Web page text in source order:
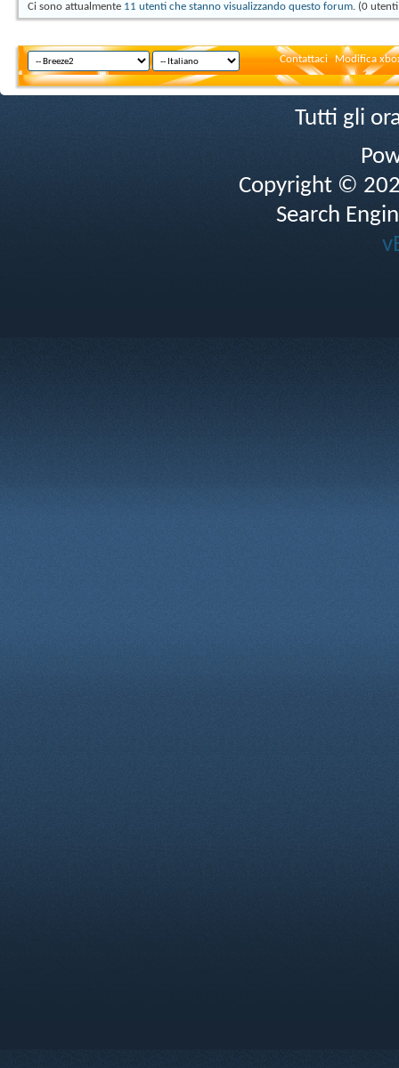
Ci sono attualmente 11 utenti che stanno visualizzando questo forum. (0
Contattaci Modifica
Tutti gli
Copyright ©
Search